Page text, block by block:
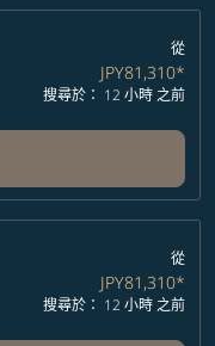
從
JPY81,310*
搜尋於： 12 小時 之前
從
JPY81,310*
搜尋於： 12 小時 之前